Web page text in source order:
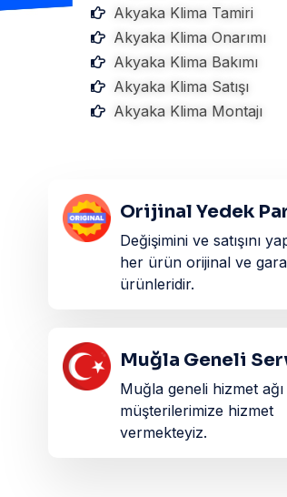
Akyaka Klima Tamiri
Akyaka Klima Onarımı
Akyaka Klima Bakımı
Akyaka Klima Satışı
Akyaka Klima Montajı
Orijinal Yedek
Değişimini ve satışını
her ürün orijinal ve
ürünleridir.​
Muğla Geneli
Muğla geneli hizmet ağı
müşterilerimize hizmet
vermekteyiz.